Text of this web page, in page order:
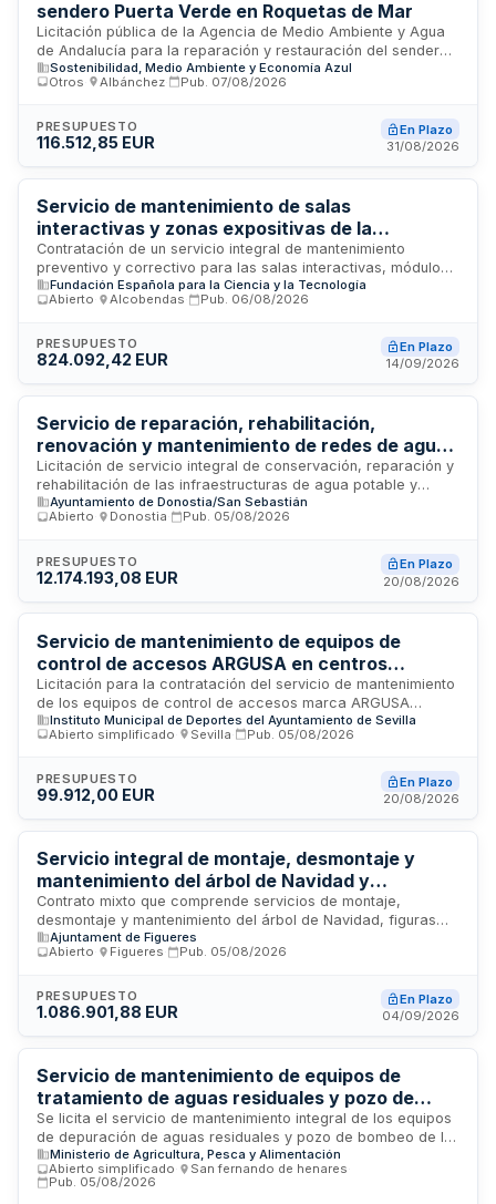
sendero Puerta Verde en Roquetas de Mar
Licitación pública de la Agencia de Medio Ambiente y Agua
de Andalucía para la reparación y restauración del sendero
denominado Puerta Verde, ubicado en Roquetas de Mar. El
contrato incluye trabajos de acondicionamiento,
con el objetivo de garantizar su accesibilidad, seguridad y
conservación ambiental. El servicio comprende todas las
usabilidad del itinerario a los visitantes y usuarios de esta
zona de interés medioambiental.
Sostenibilidad, Medio Ambiente y Economía Azul
Otros
Albánchez Pub. 07/08/2026
PRESUPUESTO
116.512,85 EUR
En Plazo
31/08/2026
Servicio de mantenimiento de salas
interactivas y zonas expositivas de la
Fundación Española para la Ciencia y la
Tecnología y el Museo Nacional de Ciencia y
Tecnología en Alcobendas
Contratación de un servicio integral de mantenimiento
preventivo y correctivo para las salas interactivas, módulos
expositivos y zonas de exposición permanentes y
temporales de la FECYT y el MUNCYT ubicados en
conservación de equipos, sistemas interactivos,
instalaciones y espacios expositivos, con cobertura de mano
suministros y materiales fungibles necesarios para garantizar
el funcionamiento óptimo de las instalaciones.
Fundación Española para la Ciencia y la Tecnología
Abierto
Alcobendas Pub. 06/08/2026
PRESUPUESTO
824.092,42 EUR
En Plazo
14/09/2026
Servicio de reparación, rehabilitación,
renovación y mantenimiento de redes de agua
y saneamiento municipal
Licitación de servicio integral de conservación, reparación y
rehabilitación de las infraestructuras de agua potable y
saneamiento de un municipio. El contrato incluye trabajos de
mantenimiento general, intervenciones de emergencia y
tecnologías sin zanja. El adjudicatario ejecutará inspecciones
periódicas, inspecciones de televisión en redes de
trimestral revisable semanalmente. Se prioriza el respeto
ambiental y la minimización de molestias a la ciudadanía
mediante correcta señalización de trabajos.
Ayuntamiento de Donostia/San Sebastián
Abierto
Donostia Pub. 05/08/2026
PRESUPUESTO
12.174.193,08 EUR
En Plazo
20/08/2026
Servicio de mantenimiento de equipos de
control de accesos ARGUSA en centros
deportivos del Instituto Municipal de Deportes
de Sevilla
Licitación para la contratación del servicio de mantenimiento
de los equipos de control de accesos marca ARGUSA
instalados en diversos centros deportivos gestionados
directamente por el Instituto Municipal de Deportes de
reparación y mantenimiento preventivo y correctivo de los
sistemas de acceso existentes, garantizando la operatividad
deportivas municipales.
Instituto Municipal de Deportes del Ayuntamiento de Sevilla
Abierto simplificado
Sevilla Pub. 05/08/2026
PRESUPUESTO
99.912,00 EUR
En Plazo
20/08/2026
Servicio integral de montaje, desmontaje y
mantenimiento del árbol de Navidad y
alumbrado navideño tipo Dalí con suministro en
alquiler de figuras y luces LED - Ayuntamiento
de Figueres
Contrato mixto que comprende servicios de montaje,
desmontaje y mantenimiento del árbol de Navidad, figuras
tipo Dalí y alumbrado navideño LED, así como el suministro en
régimen de alquiler y conservación de estas figuras y luces
contrato se estructura en tres lotes que incluyen
prestaciones de montaje, desmontaje, mantenimiento
materiales navideños. Se trata de un contrato regido por las
normas aplicables a servicios según la Ley de Contratos del
Sector Público.
Ajuntament de Figueres
Abierto
Figueres Pub. 05/08/2026
PRESUPUESTO
1.086.901,88 EUR
En Plazo
04/09/2026
Servicio de mantenimiento de equipos de
tratamiento de aguas residuales y pozo de
bombeo del Centro Nacional de Capacitación
Agraria
Se licita el servicio de mantenimiento integral de los equipos
de depuración de aguas residuales y pozo de bombeo de la
planta depuradora del Centro Nacional de Capacitación
Agraria ubicado en Madrid. El servicio incluye el
mantenimiento preventivo y correctivo de instalaciones,
Ministerio de Agricultura, Pesca y Alimentación
Abierto simplificado
San fernando de henares
Pub. 05/08/2026